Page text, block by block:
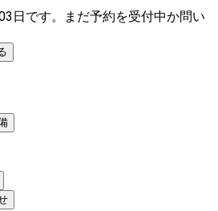
日です。まだ予約を受付中か問い